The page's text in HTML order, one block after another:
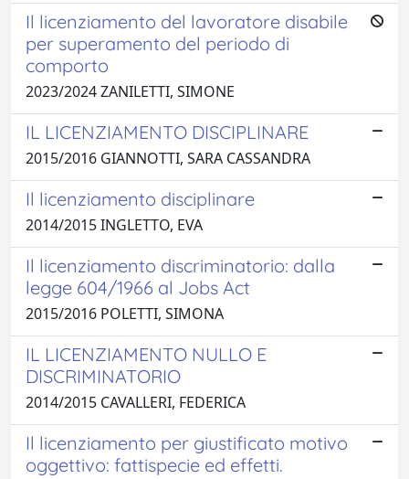
Il licenziamento del lavoratore disabile
per superamento del periodo di
comporto
2023/2024 ZANILETTI, SIMONE
IL LICENZIAMENTO DISCIPLINARE
2015/2016 GIANNOTTI, SARA CASSANDRA
Il licenziamento disciplinare
2014/2015 INGLETTO, EVA
Il licenziamento discriminatorio: dalla
legge 604/1966 al Jobs Act
2015/2016 POLETTI, SIMONA
IL LICENZIAMENTO NULLO E
DISCRIMINATORIO
2014/2015 CAVALLERI, FEDERICA
Il licenziamento per giustificato motivo
oggettivo: fattispecie ed effetti.